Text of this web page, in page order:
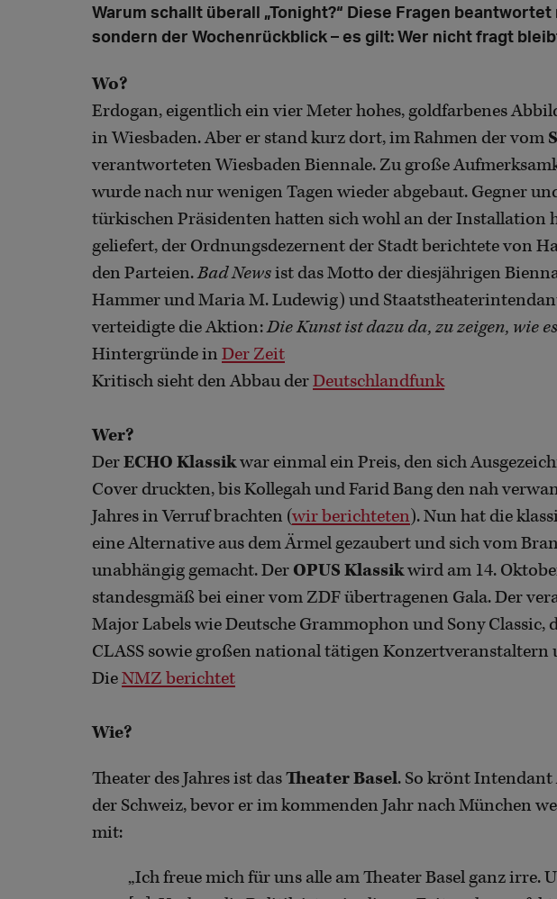
Warum schallt überall „Tonight?“ Diese Fragen
sondern der Wochenrückblick – es gilt: Wer nicht fragt
Wo?
Erdogan, eigentlich ein vier Meter hohes, goldfarbenes
in Wiesbaden. Aber er stand kurz dort, im Rahmen der vom
verantworteten Wiesbaden Biennale. Zu große
wurde nach nur wenigen Tagen wieder abgebaut. Gegner
türkischen Präsidenten hatten sich wohl an der Installation
geliefert, der Ordnungsdezernent der Stadt berichtete von
den Parteien.Bad Newsist das Motto der diesjährigen
Hammer und Maria M. Ludewig) und
verteidigte die Aktion:Die Kunst ist dazu da, zu zeigen, wie
Hintergründe in Der Zeit
Kritisch sieht den Abbau derDeutschlandfunk
Wer?
DerECHO Klassikwar einmal ein Preis, den sich
Cover druckten, bis Kollegah und Farid Bang den nah
Jahres in Verruf brachten (wir berichteten). Nun hat die
eine Alternative aus dem Ärmel gezaubert und sich vom
unabhängig gemacht. Der OPUS Klassikwird am 14.
standesgmäß bei einer vom ZDF übertragenen Gala. Der
Major Labels wie Deutsche Grammophon und Sony Classic,
CLASS sowie großen national tätigen Konzertveranstaltern
DieNMZ berichtet
Wie?
Theater des Jahres ist dasTheater Basel. So krönt Intendant
der Schweiz, bevor er im kommenden Jahr nach München
mit:
„Ich freue mich für uns alle am Theater Basel ganz irre.